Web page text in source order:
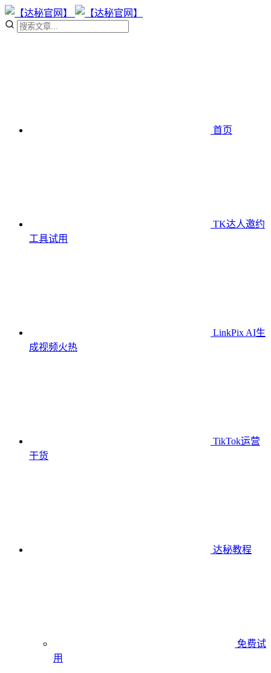
首页
TK达人邀约
工具试用
LinkPix AI生
成视频火热
TikTok运营
干货
达秘教程
免费试
用